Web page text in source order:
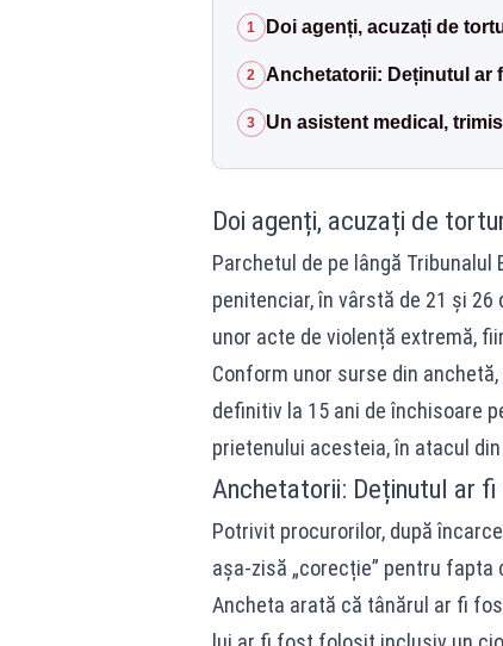
1 Doi agenți, acuzați de
2 Anchetatorii: Deținutul ar
3 Un asistent medical,
Doi agenți, acuzați de
Parchetul de pe lângă
penitenciar, în vârstă de 21 și
unor acte de violență extremă,
Conform unor surse din
definitiv la 15 ani de închisoare
prietenului acesteia, în atacul
Anchetatorii: Deținutul ar
Potrivit procurorilor, după
așa-zisă „corecție” pentru fapta
Ancheta arată că tânărul ar fi